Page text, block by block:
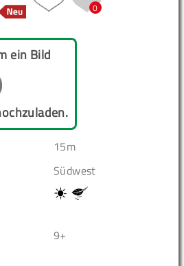
0
ein Bild
15m
Südwest
9+